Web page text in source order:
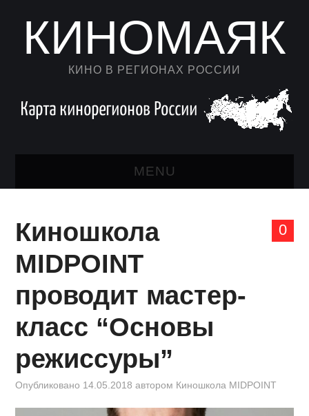
КИНОМАЯК
КИНО В РЕГИОНАХ РОССИИ
MENU
КАЛЕНДАРЬ
АВТОРСКИЙ ЛИСТ
КИНОЗАЛ
КОНТАКТЫ
0
Киношкола
MIDPOINT
проводит мастер-
класс “Основы
режиссуры”
Опубликовано 14.05.2018 автором Киношкола MIDPOINT